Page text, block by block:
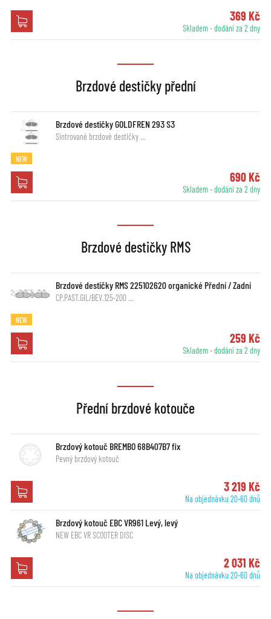
369 Kč
Skladem - dodání za 2 dny
Brzdové destičky přední
Brzdové destičky GOLDFREN 293 S3
Sintrované brzdové destičky …
NEW
690 Kč
Skladem - dodání za 2 dny
Brzdové destičky RMS
Brzdové destičky RMS 225102620 organické Přední / Zadní
CP.PAST.GIL/BEV.125-200 …
NEW
259 Kč
Skladem - dodání za 2 dny
Přední brzdové kotouče
Brzdový kotouč BREMBO 68B407B7 fix
Pevný brzdový kotouč
3 219 Kč
Na objednávku 20-60 dnů
Brzdový kotouč EBC VR961 Levý, levý
NEW EBC VR SCOOTER DISC
2 031 Kč
Na objednávku 20-60 dnů